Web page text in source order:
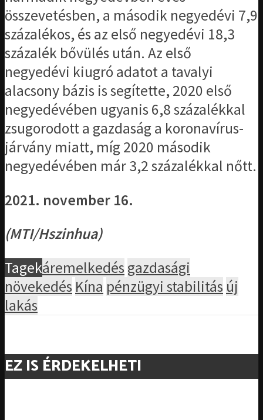
összevetésben, a második negyedévi 7,9
százalékos, és az első negyedévi 18,3
százalék bővülés után. Az első
negyedévi kiugró adatot a tavalyi
alacsony bázis is segítette, 2020 első
negyedévében ugyanis 6,8 százalékkal
zsugorodott a gazdaság a koronavírus-
járvány miatt, míg 2020 második
negyedévében már 3,2 százalékkal nőtt.
2021. november 16.
(MTI/Hszinhua)
Tagekáremelkedés gazdasági
növekedés Kína pénzügyi stabilitás új
lakás
EZ IS ÉRDEKELHETI